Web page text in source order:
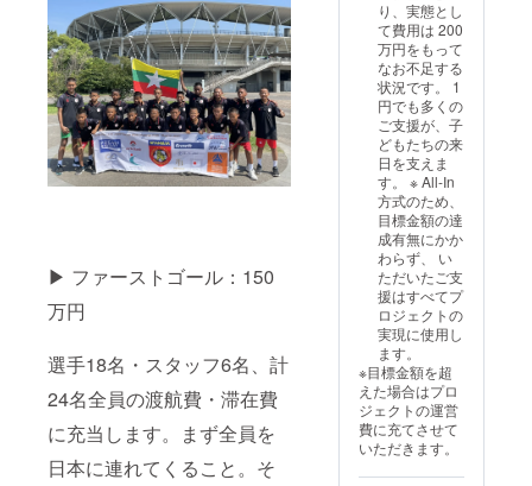
▶ ファーストゴール：150
万円
選手18名・スタッフ6名、計
24名全員の渡航費・滞在費
に充当します。まず全員を
日本に連れてくること。そ
ウェイ
白 ※サ
イズや
色な
ど、オ
プショ
ン（プ
ルダウ
ン選
択）よ
り選択
くださ
い。 (寄
付金受
領証明
書を発
行しま
す)
2026年
ワー
チャレ
の思い
出に。
ミャン
マーの
選手た
ちと同
じユニ
フォー
ムを。
・サ
イズ展
開：S,
M, L, XL
・カ
ラー展
ホーム/
アウェ
イ ※
サイズ
や色な
ど、オ
ユニ
フォー
ム（大
人サイ
ズ、H/A
選択
可】
選手着
用と同
モデル
のユニ
フォー
ム
（Hom
e/Away
か、サ
イズご
希望お
て特
注）
2026年
ワー
チャレ
の思い
り、実態とし
て費用は 200
万円をもって
なお不足する
状況です。 1
円でも多くの
ご支援が、子
どもたちの来
日を支えま
す。 ※ All-In
方式のため、
目標金額の達
成有無にかか
わらず、 い
ただいたご支
援はすべてプ
ロジェクトの
実現に使用し
ます。
※目標金額を超
えた場合はプロ
ジェクトの運営
費に充てさせて
いただきます。